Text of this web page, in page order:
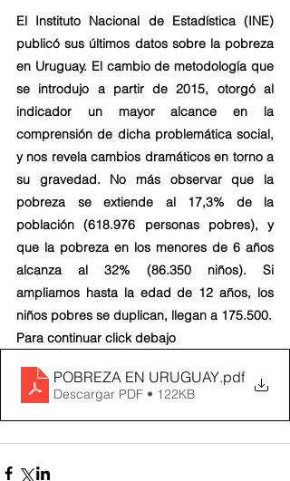
El Instituto Nacional de Estadística (INE)
publicó sus últimos datos sobre la pobreza
en Uruguay. El cambio de metodología que
se introdujo a partir de 2015, otorgó al
indicador un mayor alcance en la
comprensión de dicha problemática social,
y nos revela cambios dramáticos en torno a
su gravedad. No más observar que la
pobreza se extiende al 17,3% de la
población (618.976 personas pobres), y
que la pobreza en los menores de 6 años
alcanza al 32% (86.350 niños). Si
ampliamos hasta la edad de 12 años, los
niños pobres se duplican, llegan a 175.500.
Para continuar click debajo
POBREZA EN URUGUAY.pdf
Descargar PDF • 122KB